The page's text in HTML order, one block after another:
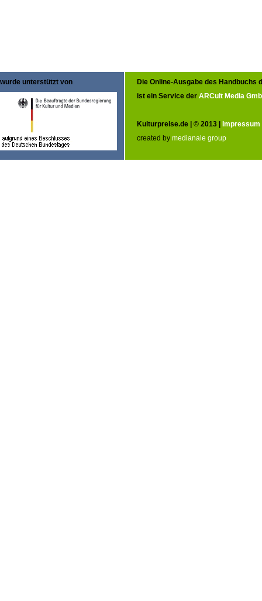
wurde unterstützt von
Die Online-Ausgabe des Handbuchs
ist ein Service der ARCult Media
Kulturpreise.de | © 2013 | Impressum
created by medianale group